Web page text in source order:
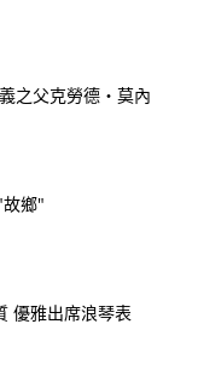
之父克勞德‧莫內
鄉"
優雅出席浪琴表